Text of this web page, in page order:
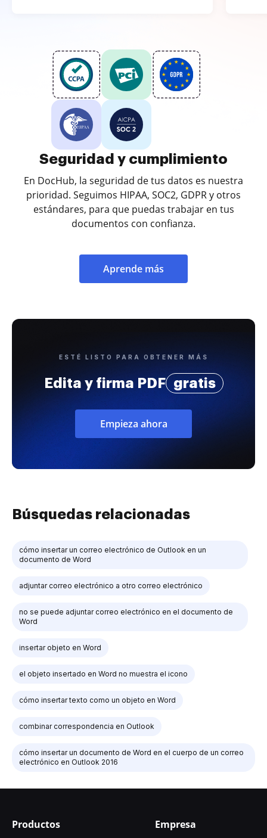
Seguridad y cumplimiento
En DocHub, la seguridad de tus datos es nuestra
prioridad. Seguimos HIPAA, SOC2, GDPR y otros
estándares, para que puedas trabajar en tus
documentos con confianza.
Aprende más
ESTÉ LISTO PARA OBTENER MÁS
Edita y firma PDF gratis
Empieza ahora
Búsquedas relacionadas
cómo insertar un correo electrónico de Outlook en un
documento de Word
adjuntar correo electrónico a otro correo electrónico
no se puede adjuntar correo electrónico en el documento de
Word
insertar objeto en Word
el objeto insertado en Word no muestra el icono
cómo insertar texto como un objeto en Word
combinar correspondencia en Outlook
cómo insertar un documento de Word en el cuerpo de un correo
electrónico en Outlook 2016
Productos Empresa